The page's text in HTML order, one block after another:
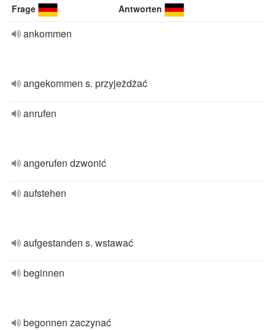
Frage Antworten
ankommen
angekommen s. przyjeżdżać
anrufen
angerufen dzwonić
aufstehen
aufgestanden s. wstawać
beginnen
begonnen zaczynać